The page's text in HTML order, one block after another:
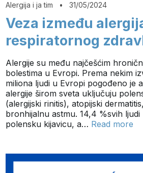
Alergija i ja tim •31/05/2024
Veza između
respiratornog
Alergije su među najčešćim
bolestima u Evropi. Prema nekim
miliona ljudi u Evropi pogođeno je
alergije širom sveta uključuju
(alergijski rinitis), atopijski
bronhijalnu astmu. 14,4 %svih ljudi
polensku kijavicu, a… Read more